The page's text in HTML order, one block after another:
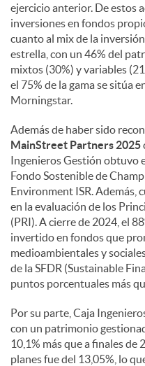
ejercicio anterior. De estos
inversiones en fondos
cuanto al mix de la
estrella, con un 46% del
mixtos (30%) y variables
el 75% de la gama se sitúa
Morningstar.
Además de haber sido
MainStreet Partners 2025
Ingenieros Gestión obtuvo
Fondo Sostenible de
Environment ISR. Además,
en la evaluación de los
(PRI). A cierre de 2024, el
invertido en fondos que
medioambientales y
de la SFDR (Sustainable
puntos porcentuales más
Por su parte, Caja
con un patrimonio
10,1% más que a finales de
planes fue del 13,05%, lo